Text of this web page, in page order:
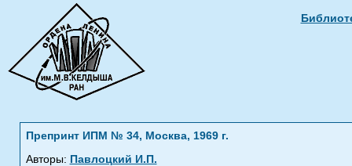
Препринт ИПМ № 34, Москва, 1969 г.
Авторы: Павлоцкий И.П.